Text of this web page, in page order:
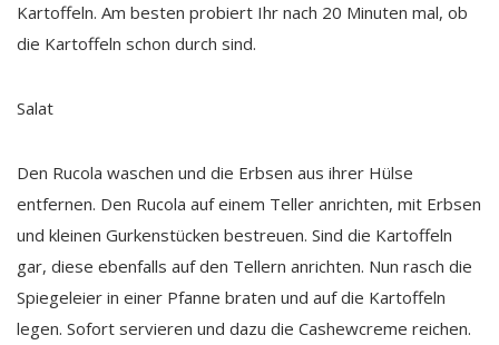
Kartoffeln. Am besten probiert Ihr nach 20 Minuten mal, ob
die Kartoffeln schon durch sind.
Salat
Den Rucola waschen und die Erbsen aus ihrer Hülse
entfernen. Den Rucola auf einem Teller anrichten, mit Erbsen
und kleinen Gurkenstücken bestreuen. Sind die Kartoffeln
gar, diese ebenfalls auf den Tellern anrichten. Nun rasch die
Spiegeleier in einer Pfanne braten und auf die Kartoffeln
legen. Sofort servieren und dazu die Cashewcreme reichen.